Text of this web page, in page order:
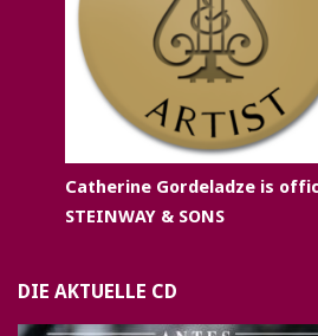
Catherine Gordeladze is
STEINWAY & SONS
DIE AKTUELLE CD